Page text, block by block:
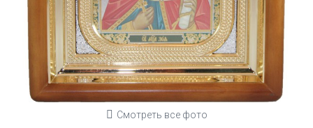
Смотреть все фото